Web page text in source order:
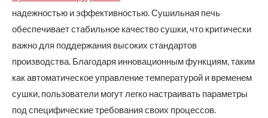
надежностью и эффективностью. Сушильная печь
обеспечивает стабильное качество сушки, что критически
важно для поддержания высоких стандартов
производства. Благодаря инновационным функциям, таким
как автоматическое управление температурой и временем
сушки, пользователи могут легко настраивать параметры
под специфические требования своих процессов.